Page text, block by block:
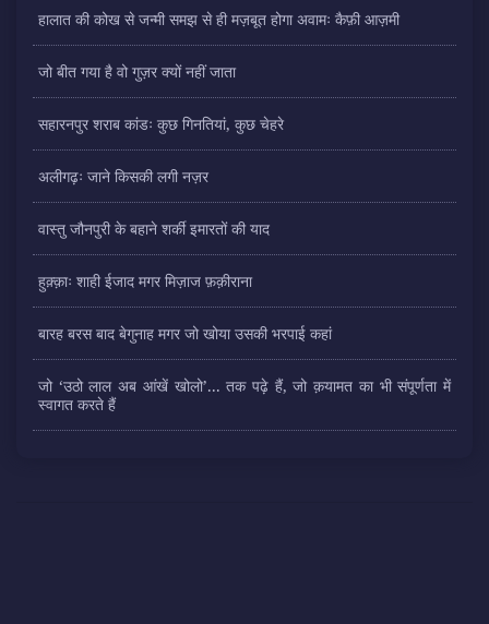
हालात की कोख से जन्मी समझ से ही मज़बूत होगा अवामः कैफ़ी आज़मी
जो बीत गया है वो गुज़र क्यों नहीं जाता
सहारनपुर शराब कांडः कुछ गिनतियां, कुछ चेहरे
अलीगढ़ः जाने किसकी लगी नज़र
वास्तु जौनपुरी के बहाने शर्की इमारतों की याद
हुक़्क़ाः शाही ईजाद मगर मिज़ाज फ़क़ीराना
बारह बरस बाद बेगुनाह मगर जो खोया उसकी भरपाई कहां
जो ‘उठो लाल अब आंखें खोलो’... तक पढ़े हैं, जो क़यामत का भी संपूर्णता में
स्वागत करते हैं